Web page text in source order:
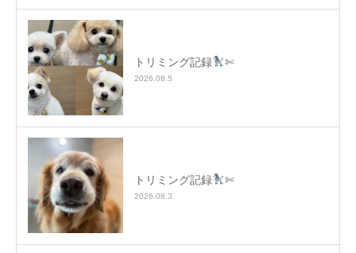
トリミング記録 ✄
2026.08.5
トリミング記録 ✄
2026.08.3